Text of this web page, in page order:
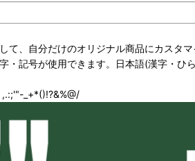
て、自分だけのオリジナル商品にカスタ
・記号が使用できます。日本語(漢字・ひ
,.:;'"-_+*()!?&%@/